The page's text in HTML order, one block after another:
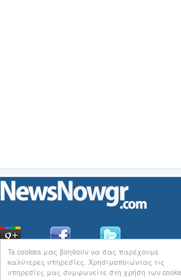
Ta cookies μας βοηθούν να σας παρέχουμε
καλύτερες υπηρεσίες. Χρησιμοποιώντας τις
υπηρεσίες μας συμφωνείτε στη χρήση των
ΟιΕιδήσεις του NewsNowgr.com στοiNews